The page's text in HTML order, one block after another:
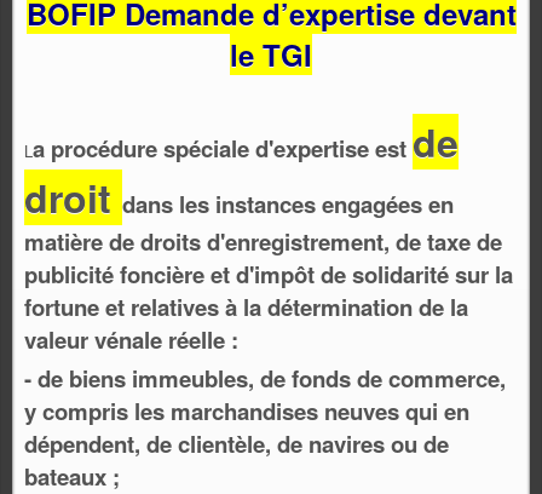
BOFIP Demande d’expertise devant
le TGI
La procédure spéciale d'expertise est de
droit dans les instances engagées en
matière de droits d'enregistrement, de taxe de
publicité foncière et d'impôt de solidarité sur la
fortune et relatives à la détermination de la
valeur vénale réelle :
- de biens immeubles, de fonds de commerce,
y compris les marchandises neuves qui en
dépendent, de clientèle, de navires ou de
bateaux ;